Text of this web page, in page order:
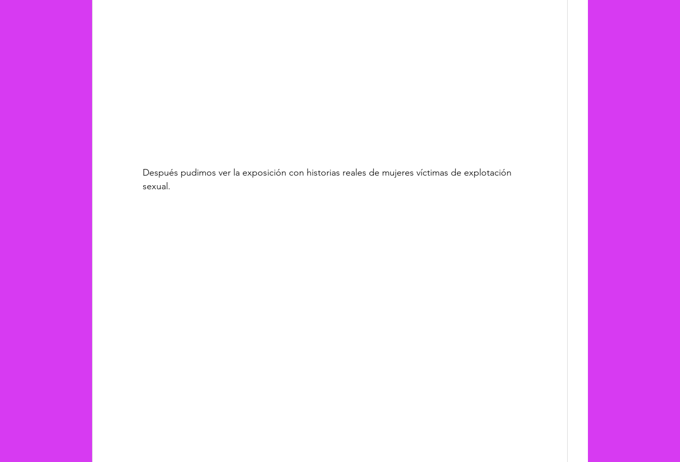
Después pudimos ver la exposición con historias reales de mujeres víctimas de explotación
sexual.